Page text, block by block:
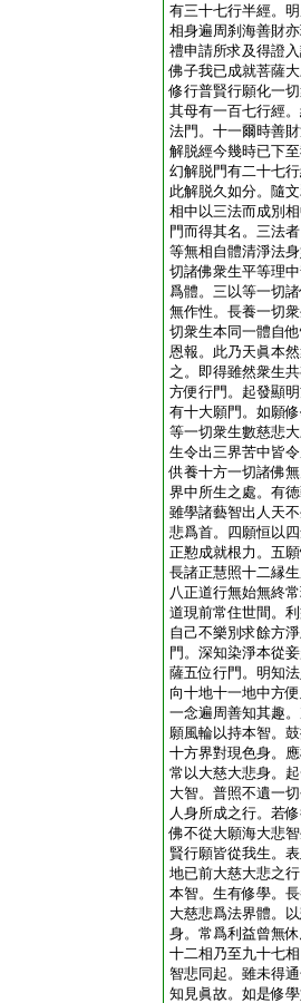
有三十七行半經。
相身遍周刹海善財
禮申請所求及得證
佛子我已成就菩薩
修行普賢行願化一
其母有一百七行經
法門。十一爾時善
解脱經今幾時已下
幻解脱門有二十七
此解脱久如分。隨
相中以三法而成別
門而得其名。三法
等無相自體清淨法
切諸佛衆生平等理
爲體。三以等一切
無作性。長養一切
切衆生本同一體自
恩報。此乃天眞本
之。即得雖然衆生
方便行門。起發顯
有十大願門。如願
等一切衆生數慈悲
生令出三界苦中皆
供養十方一切諸佛
界中所生之處。有
雖學諸藝智出人天
悲爲首。四願恒以
正懃成就根力。五
長諸正慧照十二縁
八正道行無始無終
道現前常住世間。
自己不樂別求餘方
門。深知染淨本從
薩五位行門。明知
向十地十一地中方
一念遍周善知其趣
願風輪以持本智。
十方界對現色身。
常以大慈大悲身。
大智。普照不遺一
人身所成之行。若
佛不從大願海大悲
賢行願皆從我生。
地已前大慈大悲之
本智。生有修學。
大慈悲爲法界體。
身。常爲利益曾無
十二相乃至九十七
智悲同起。雖未得
知見眞故。如是修